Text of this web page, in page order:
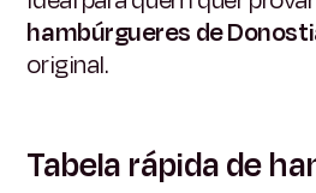
hambúrgueres de
original.
Tabela rápida de